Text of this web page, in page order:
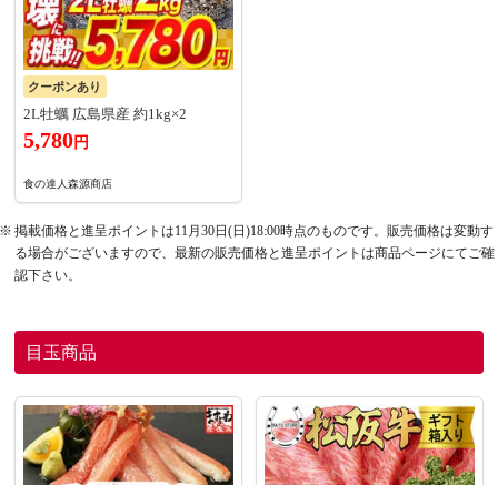
クーポンあり
2L牡蠣 広島県産 約1kg×2
5,780円
食の達人森源商店
掲載価格と進呈ポイントは11月30日(日)18:00時点のものです。販売価格は変動す
る場合がございますので、最新の販売価格と進呈ポイントは商品ページにてご確
認下さい。
目玉商品